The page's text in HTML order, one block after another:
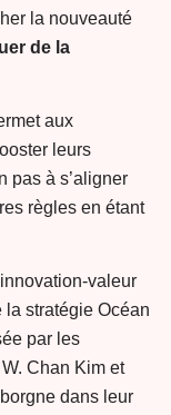
la nouveauté
de la
aux
leurs
pas à s’aligner
règles en étant
valeur
la stratégie Océan
par les
Chan Kim et
dans leur